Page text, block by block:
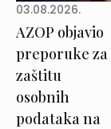
03.08.2026.
AZOP objavio
preporuke za
zaštitu
osobnih
podataka na